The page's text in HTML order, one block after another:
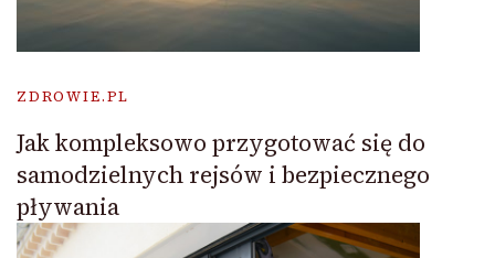
ZDROWIE.PL
Jak kompleksowo przygotować się do
samodzielnych rejsów i bezpiecznego
pływania